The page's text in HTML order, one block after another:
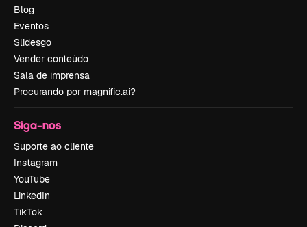
Blog
Eventos
Slidesgo
Vender conteúdo
Sala de imprensa
Procurando por magnific.ai?
Siga-nos
Suporte ao cliente
Instagram
YouTube
LinkedIn
TikTok